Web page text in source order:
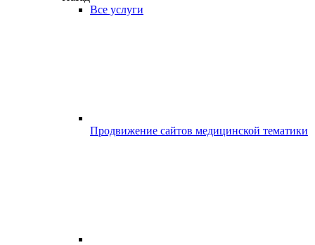
Все услуги
Продвижение сайтов медицинской тематики